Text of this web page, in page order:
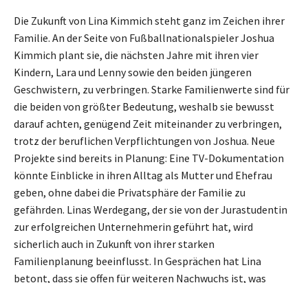
Die Zukunft von Lina Kimmich steht ganz im Zeichen ihrer
Familie. An der Seite von Fußballnationalspieler Joshua
Kimmich plant sie, die nächsten Jahre mit ihren vier
Kindern, Lara und Lenny sowie den beiden jüngeren
Geschwistern, zu verbringen. Starke Familienwerte sind für
die beiden von größter Bedeutung, weshalb sie bewusst
darauf achten, genügend Zeit miteinander zu verbringen,
trotz der beruflichen Verpflichtungen von Joshua. Neue
Projekte sind bereits in Planung: Eine TV-Dokumentation
könnte Einblicke in ihren Alltag als Mutter und Ehefrau
geben, ohne dabei die Privatsphäre der Familie zu
gefährden. Linas Werdegang, der sie von der Jurastudentin
zur erfolgreichen Unternehmerin geführt hat, wird
sicherlich auch in Zukunft von ihrer starken
Familienplanung beeinflusst. In Gesprächen hat Lina
betont, dass sie offen für weiteren Nachwuchs ist, was